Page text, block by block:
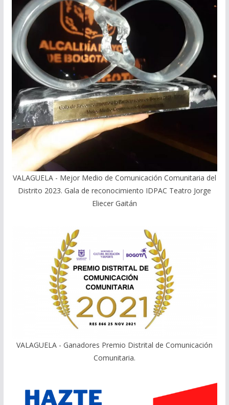
VALAGUELA - Mejor Medio de Comunicación Comunitaria del
Distrito 2023. Gala de reconocimiento IDPAC Teatro Jorge
Eliecer Gaitán
VALAGUELA - Ganadores Premio Distrital de Comunicación
Comunitaria.